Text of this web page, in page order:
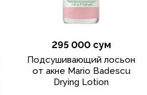
295 000 сум
Подсушивающий лосьон
от акне Mario Badescu
Drying Lotion